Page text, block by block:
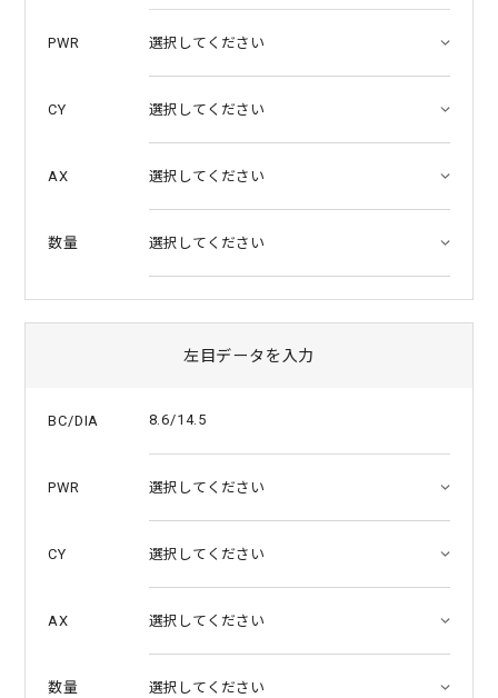
PWR
CY
AX
数量
左目データを入力
BC/DIA 8.6/14.5
PWR
CY
AX
数量